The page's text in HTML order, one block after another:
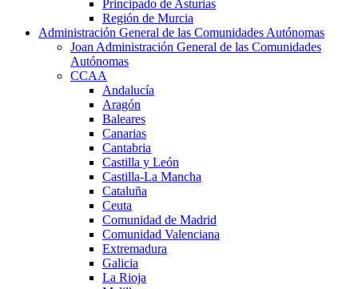
Principado de Asturias
Región de Murcia
Administración General de las Comunidades Autónomas
Joan Administración General de las Comunidades
Autónomas
CCAA
Andalucía
Aragón
Baleares
Canarias
Cantabria
Castilla y León
Castilla-La Mancha
Cataluña
Ceuta
Comunidad de Madrid
Comunidad Valenciana
Extremadura
Galicia
La Rioja